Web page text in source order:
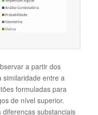
a partir dos
similaridade entre a
formuladas para
de nível superior.
substanciais